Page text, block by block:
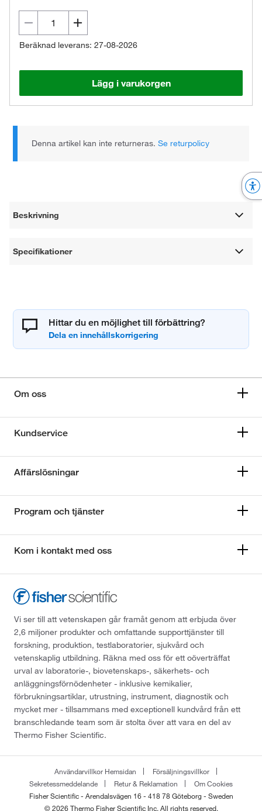
Beräknad leverans: 27-08-2026
Lägg i varukorgen
Denna artikel kan inte returneras.Se returpolicy
Beskrivning
Specifikationer
Hittar du en möjlighet till förbättring?
Om oss
Kundservice
Affärslösningar
Program och tjänster
Kom i kontakt med oss
Vi ser till att vetenskapen går framåt genom att erbjuda över
2,6 miljoner produkter och omfattande supporttjänster till
forskning, produktion, testlaboratorier, sjukvård och
vetenskaplig utbildning. Räkna med oss för ett oöverträffat
urval av laboratorie-, biovetenskaps-, säkerhets- och
anläggningsförnödenheter - inklusive kemikalier,
förbrukningsartiklar, utrustning, instrument, diagnostik och
mycket mer - tillsammans med exceptionell kundvård från ett
branschledande team som är stolta över att vara en del av
Thermo Fisher Scientific.
Användarvillkor Hemsidan
Försäljningsvillkor
Sekretessmeddelande
Retur & Reklamation
Om Cookies
Fisher Scientific - Arendalsvägen 16 - 418 78 Göteborg - Sweden
© 2026 Thermo Fisher Scientific Inc. All rights reserved.